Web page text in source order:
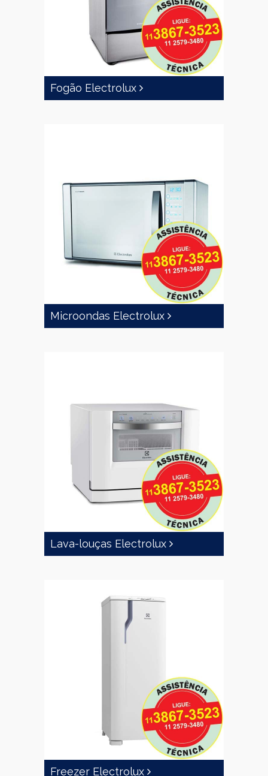
Fogão Electrolux
Microondas Electrolux
Lava-louças Electrolux
Freezer Electrolux